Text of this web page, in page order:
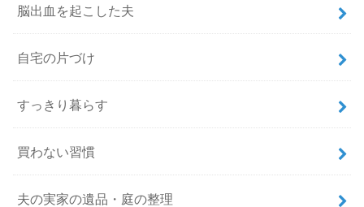
脳出血を起こした夫
自宅の片づけ
すっきり暮らす
買わない習慣
夫の実家の遺品・庭の整理